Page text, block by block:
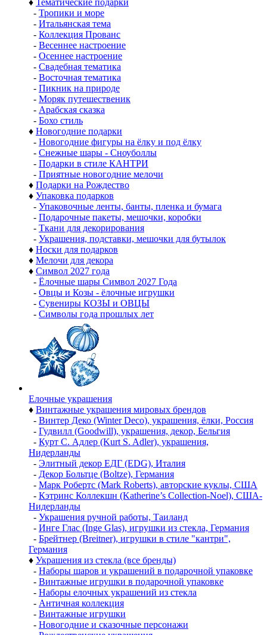
♦ Тематические подарки
- Тропики и море
- Итальянская тема
- Коллекция Прованс
- Весеннее настроение
- Осеннее настроение
- Свадебная тематика
- Восточная тематика
- Пикник на природе
- Моряк путешественик
- Арабская сказка
- Бохо стиль
♦ Новогодние подарки
- Новогодние фигуры на ёлку и под ёлку
- Снежные шары - Сноуболлы
- Подарки в стиле КАНТРИ
- Приятные новогодние мелочи
♦ Подарки на Рождество
♦ Упаковка подарков
- Упаковочные ленты, банты, пленка и бумага
- Подарочные пакеты, мешочки, коробки
- Ткани для декорирования
- Украшения, подставки, мешочки для бутылок
♦ Носки для подарков
♦ Мелочи для декора
♦ Символ 2027 года
- Ёлочные шары Символ 2027 Года
- Овцы и Козы - ёлочные игрушки
- Сувениры КОЗЫ и ОВЦЫ
- Символы года прошлых лет
Елочные украшения
♦ Винтажные украшения мировых брендов
- Винтер Деко (Winter Deco), украшения, ёлки, Россия
- Гудвилл (Goodwill), украшения, декор, Бельгия
- Курт С. Адлер (Kurt S. Adler), украшения,
Нидерланды
- Элитный декор ЕДГ (EDG), Италия
- Декор Больтце (Boltze), Германия
- Марк Робертс (Mark Roberts), авторские куклы, США
- Кэтринс Коллекшн (Katherine’s Collection-Noel), США-
Нидерланды
- Украшения ручной работы, Таиланд
- Инге Глас (Inge Glas), игрушки из стекла, Германия
- Брейтнер (Breitner), игрушки в стиле "кантри",
Германия
♦ Украшения из стекла (все бренды)
- Наборы шаров и украшений в подарочной упаковке
- Винтажные игрушки в подарочной упаковке
- Наборы елочных украшений из стекла
- Античная коллекция
- Винтажные игрушки
- Новогодние и сказочные персонажи